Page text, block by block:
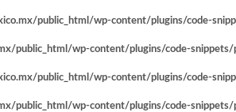
public_html/wp-content/plugins/code-
public_html/wp-content/plugins/code-snippets/
public_html/wp-content/plugins/code-
public_html/wp-content/plugins/code-snippets/